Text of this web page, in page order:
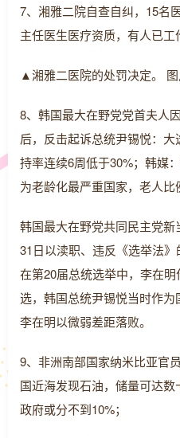
7、湘雅二院自查自纠，15名
主任医生医疗资质，有人已工
▲湘雅二医院的处罚决定。
8、韩国最大在野党党首夫人
后，反击起诉总统尹锡悦：
持率连续6周低于30%；韩媒
为老龄化最严重国家，老人比
韩国最大在野党共同民主党
31日以渎职、违反《选举法》
在第20届总统选举中，李在
选，韩国总统尹锡悦当时作
李在明以微弱差距落败。
9、非洲南部国家纳米比亚官
国近海发现石油，储量可达
政府或分不到10%；